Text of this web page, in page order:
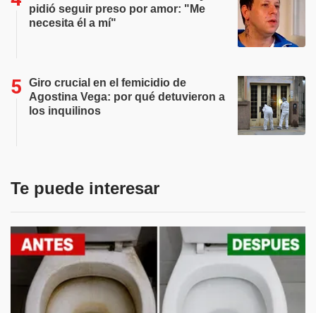
pidió seguir preso por amor: "Me
necesita él a mí"
Giro crucial en el femicidio de
Agostina Vega: por qué detuvieron a
los inquilinos
Te puede interesar